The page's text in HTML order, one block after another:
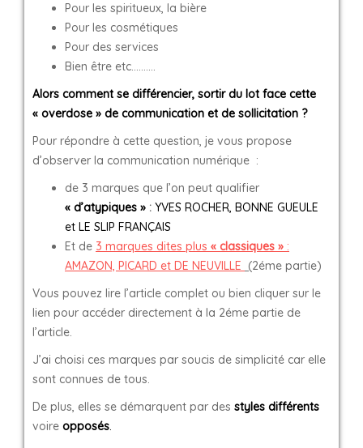
Pour les spiritueux, la bière
Pour les cosmétiques
Pour des services
Bien être etc……….
Alors comment se différencier, sortir du lot face cette
« overdose » de communication et de sollicitation ?
Pour répondre à cette question, je vous propose
d’observer la communication numérique :
de 3 marques que l’on peut qualifier
« d’atypiques » : YVES ROCHER, BONNE GUEULE
et LE SLIP FRANÇAIS
Et de 3 marques dites plus « classiques » :
AMAZON, PICARD et DE NEUVILLE (2éme partie)
Vous pouvez lire l’article complet ou bien cliquer sur le
lien pour accéder directement à la 2éme partie de
l’article.
J’ai choisi ces marques par soucis de simplicité car elle
sont connues de tous.
De plus, elles se démarquent par des styles différents
voire opposés.